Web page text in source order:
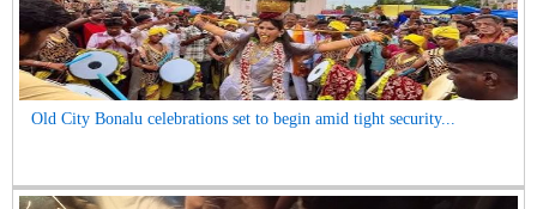
Old City Bonalu celebrations set to begin amid tight security...